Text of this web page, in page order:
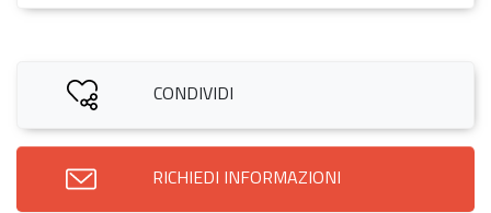
CONDIVIDI
RICHIEDI INFORMAZIONI